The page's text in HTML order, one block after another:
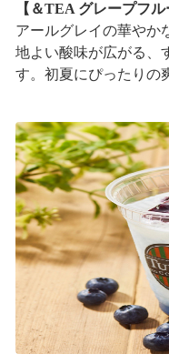
【＆TEA グレープフ
アールグレイの華やか
地よい酸味が広がる、
す。初夏にぴったりの